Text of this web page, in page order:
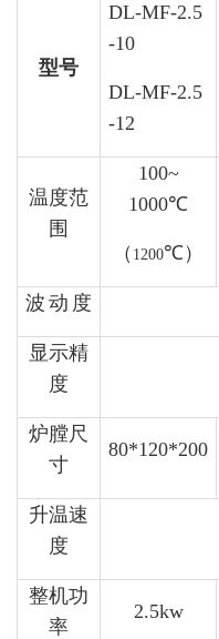
型号
DL-MF-2.5
-10
DL-MF-2.5
-12
温度范
围
100~
1000℃
（ 1200℃）
波 动 度
显示精
度
炉膛尺
寸
80*120*200
升温速
度
整机功
率
2.5kw